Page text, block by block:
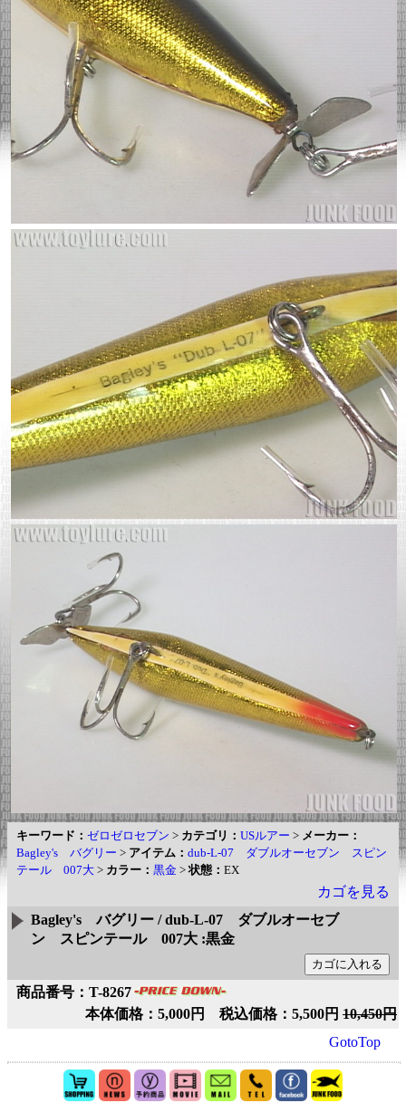
キーワード： ゼロゼロセブン > カテゴリ： USルアー > メーカー：
Bagley's バグリー > アイテム： dub-L-07 ダブルオーセブン スピン
テール 007大 > カラー： 黒金 >状態： EX
カゴを見る
Bagley's バグリー / dub-L-07 ダブルオーセブ
ン スピンテール 007大 :黒金
商品番号：T-8267
本体価格：5,000円 税込価格：5,500円 10,450円
GotoTop